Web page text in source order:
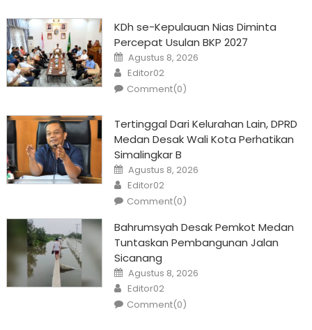
KDh se-Kepulauan Nias Diminta
Percepat Usulan BKP 2027
Posted
on
Agustus 8, 2026
Author
Editor02
Comment(0)
Tertinggal Dari Kelurahan Lain, DPRD
Medan Desak Wali Kota Perhatikan
Simalingkar B
Posted
on
Agustus 8, 2026
Author
Editor02
Comment(0)
Bahrumsyah Desak Pemkot Medan
Tuntaskan Pembangunan Jalan
Sicanang
Posted
on
Agustus 8, 2026
Author
Editor02
Comment(0)